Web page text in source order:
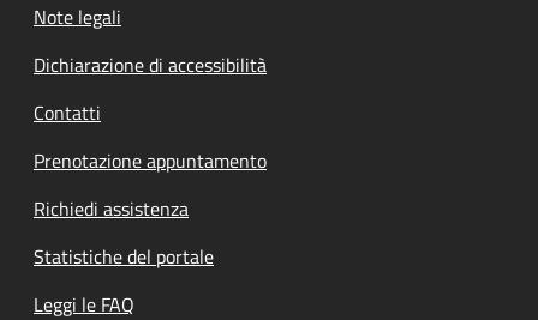
Note legali
Dichiarazione di accessibilità
Contatti
Prenotazione appuntamento
Richiedi assistenza
Statistiche del portale
Leggi le FAQ